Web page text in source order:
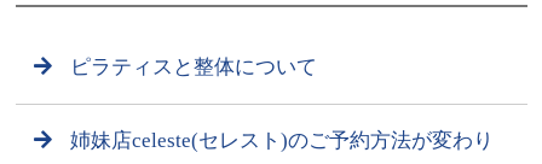
ピラティスと整体について
姉妹店celeste(セレスト)のご予約方法が変わり